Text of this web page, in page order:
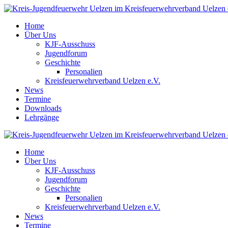
Home
Über Uns
KJF-Ausschuss
Jugendforum
Geschichte
Personalien
Kreisfeuerwehrverband Uelzen e.V.
News
Termine
Downloads
Lehrgänge
Home
Über Uns
KJF-Ausschuss
Jugendforum
Geschichte
Personalien
Kreisfeuerwehrverband Uelzen e.V.
News
Termine